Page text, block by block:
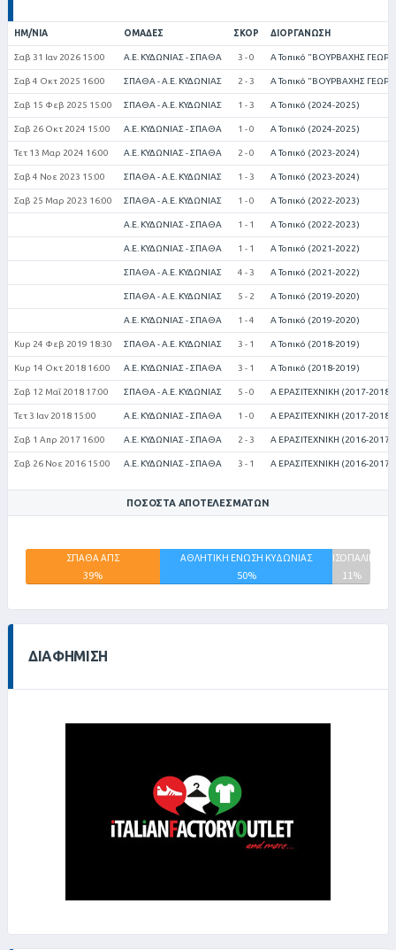
ΗΜ/ΝΊΑ ΟΜΆΔΕΣ ΣΚΟΡ ΔΙΟΡΓΆΝΩΣΗ
Σαβ 31 Ιαν 2026 15:00 Α.Ε. ΚΥΔΩΝΙΑΣ - ΣΠΑΘΑ 3 - 0 Α Τοπικό "ΒΟΥΡΒΑΧΗΣ
Σαβ 4 Οκτ 2025 16:00 ΣΠΑΘΑ - Α.Ε. ΚΥΔΩΝΙΑΣ 2 - 3 Α Τοπικό "ΒΟΥΡΒΑΧΗΣ
Σαβ 15 Φεβ 2025 15:00 ΣΠΑΘΑ - Α.Ε. ΚΥΔΩΝΙΑΣ 1 - 3 Α Τοπικό (2024-2025)
Σαβ 26 Οκτ 2024 15:00 Α.Ε. ΚΥΔΩΝΙΑΣ - ΣΠΑΘΑ 1 - 0 Α Τοπικό (2024-2025)
Τετ 13 Μαρ 2024 16:00 Α.Ε. ΚΥΔΩΝΙΑΣ - ΣΠΑΘΑ 2 - 0 Α Τοπικό (2023-2024)
Σαβ 4 Νοε 2023 15:00 ΣΠΑΘΑ - Α.Ε. ΚΥΔΩΝΙΑΣ 1 - 3 Α Τοπικό (2023-2024)
Σαβ 25 Μαρ 2023 16:00 ΣΠΑΘΑ - Α.Ε. ΚΥΔΩΝΙΑΣ 1 - 0 Α Τοπικό (2022-2023)
Α.Ε. ΚΥΔΩΝΙΑΣ - ΣΠΑΘΑ 1 - 1 Α Τοπικό (2022-2023)
Α.Ε. ΚΥΔΩΝΙΑΣ - ΣΠΑΘΑ 1 - 1 Α Τοπικό (2021-2022)
ΣΠΑΘΑ - Α.Ε. ΚΥΔΩΝΙΑΣ 4 - 3 Α Τοπικό (2021-2022)
ΣΠΑΘΑ - Α.Ε. ΚΥΔΩΝΙΑΣ 5 - 2 Α Τοπικό (2019-2020)
Α.Ε. ΚΥΔΩΝΙΑΣ - ΣΠΑΘΑ 1 - 4 Α Τοπικό (2019-2020)
Κυρ 24 Φεβ 2019 18:30 ΣΠΑΘΑ - Α.Ε. ΚΥΔΩΝΙΑΣ 3 - 1 Α Τοπικό (2018-2019)
Κυρ 14 Οκτ 2018 16:00 Α.Ε. ΚΥΔΩΝΙΑΣ - ΣΠΑΘΑ 3 - 1 Α Τοπικό (2018-2019)
Σαβ 12 Μαΐ 2018 17:00 ΣΠΑΘΑ - Α.Ε. ΚΥΔΩΝΙΑΣ 5 - 0 Α ΕΡΑΣΙΤΕΧΝΙΚΗ (2017-2018)
Τετ 3 Ιαν 2018 15:00 Α.Ε. ΚΥΔΩΝΙΑΣ - ΣΠΑΘΑ 1 - 0 Α ΕΡΑΣΙΤΕΧΝΙΚΗ (2017-2018)
Σαβ 1 Απρ 2017 16:00 Α.Ε. ΚΥΔΩΝΙΑΣ - ΣΠΑΘΑ 2 - 3 Α ΕΡΑΣΙΤΕΧΝΙΚΗ (2016-2017)
Σαβ 26 Νοε 2016 15:00 Α.Ε. ΚΥΔΩΝΙΑΣ - ΣΠΑΘΑ 3 - 1 Α ΕΡΑΣΙΤΕΧΝΙΚΗ (2016-2017)
ΠΟΣΟΣΤΆ ΑΠΟΤΕΛΕΣΜΆΤΩΝ
ΣΠΑΘΑ ΑΠΣ
39%
ΑΘΛΗΤΙΚΗ ΕΝΩΣΗ ΚΥΔΩΝΙΑΣ
50%
ΙΣΟΠΑΛΙΕΣ
11%
ΔΙΑΦΉΜΙΣΗ